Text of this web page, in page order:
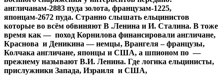
англичанам-2883 пуда золота, французам-1225,
японцам-2672 пуда. Странно слышать ельцинистов
которые во всём обвиняют В .Ленина и И. Сталина. В тоже
время как — поход Корнилова финансировали англичане,
Краснова и Деникина — немцы, Врангеля – французы,
Колчака англичане, японцы и США, а шпионом по —
прежнему называют В.И. Ленина. Где логика ельцинисты,
прислужники Запада, Израиля и США,